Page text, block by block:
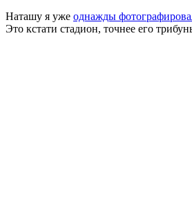
Наташу я уже однажды
Это кстати стадион, точнее его